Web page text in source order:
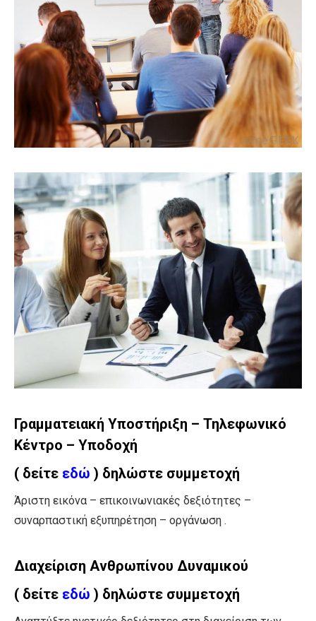
Γραμματειακή Υποστήριξη – Τηλεφωνικό
Κέντρο – Υποδοχή
( δείτε εδώ ) δηλώστε συμμετοχή
Άριστη εικόνα – επικοινωνιακές δεξιότητες –
συναρπαστική εξυπηρέτηση – οργάνωση .
Διαχείριση Ανθρωπίνου Δυναμικού
( δείτε εδώ ) δηλώστε συμμετοχή